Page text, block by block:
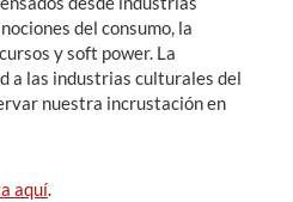
del consumo, la
y soft power. La
a las industrias culturales del
nuestra incrustación en
aquí.